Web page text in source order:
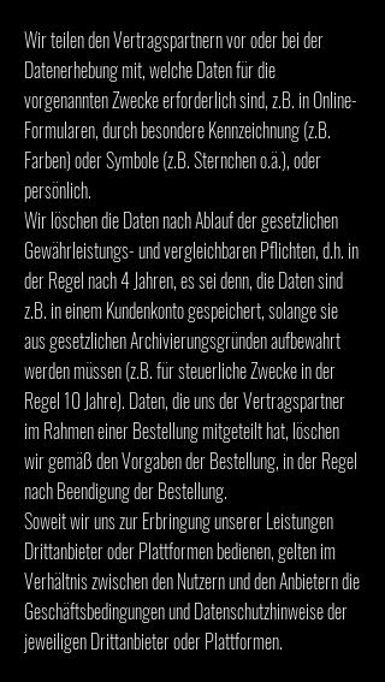
Wir teilen den Vertragspartnern vor oder bei der
Datenerhebung mit, welche Daten für die
vorgenannten Zwecke erforderlich sind, z.B. in Online-
Formularen, durch besondere Kennzeichnung (z.B.
Farben) oder Symbole (z.B. Sternchen o.ä.), oder
persönlich.
Wir löschen die Daten nach Ablauf der gesetzlichen
Gewährleistungs- und vergleichbaren Pflichten, d.h. in
der Regel nach 4 Jahren, es sei denn, die Daten sind
z.B. in einem Kundenkonto gespeichert, solange sie
aus gesetzlichen Archivierungsgründen aufbewahrt
werden müssen (z.B. für steuerliche Zwecke in der
Regel 10 Jahre). Daten, die uns der Vertragspartner
im Rahmen einer Bestellung mitgeteilt hat, löschen
wir gemäß den Vorgaben der Bestellung, in der Regel
nach Beendigung der Bestellung.
Soweit wir uns zur Erbringung unserer Leistungen
Drittanbieter oder Plattformen bedienen, gelten im
Verhältnis zwischen den Nutzern und den Anbietern die
Geschäftsbedingungen und Datenschutzhinweise der
jeweiligen Drittanbieter oder Plattformen.